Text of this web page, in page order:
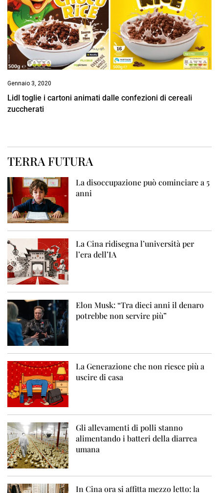
Gennaio 3, 2020
Lidl toglie i cartoni animati dalle confezioni di cereali
zuccherati
TERRA FUTURA
La disoccupazione può cominciare a 5
anni
La Cina ridisegna l’università per
l’era dell’IA
Elon Musk: “Tra dieci anni il denaro
potrebbe non servire più”
La Generazione che non riesce più a
uscire di casa
Gli allevamenti di polli stanno
alimentando i batteri della diarrea
umana
In Cina ora si affitta mezzo letto: la